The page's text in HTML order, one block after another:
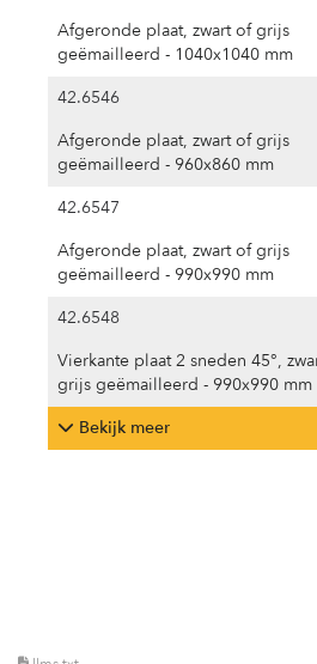
Afgeronde plaat, zwart of grijs
geëmailleerd - 1040x1040 mm
42.6546
Afgeronde plaat, zwart of grijs
geëmailleerd - 960x860 mm
42.6547
Afgeronde plaat, zwart of grijs
geëmailleerd - 990x990 mm
42.6548
Vierkante plaat 2 sneden 45°,
grijs geëmailleerd - 990x990 mm
Bekijk meer